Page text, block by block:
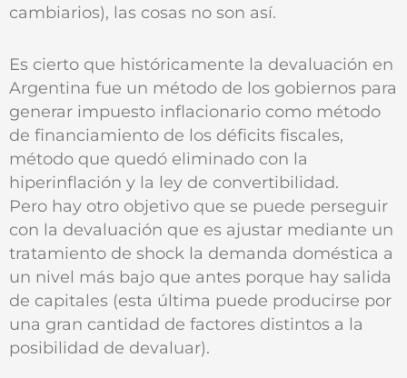
cambiarios), las cosas no son así.
Es cierto que históricamente la devaluación en
Argentina fue un método de los gobiernos para
generar impuesto inflacionario como método
de financiamiento de los déficits fiscales,
método que quedó eliminado con la
hiperinflación y la ley de convertibilidad.
Pero hay otro objetivo que se puede perseguir
con la devaluación que es ajustar mediante un
tratamiento de shock la demanda doméstica a
un nivel más bajo que antes porque hay salida
de capitales (esta última puede producirse por
una gran cantidad de factores distintos a la
posibilidad de devaluar).